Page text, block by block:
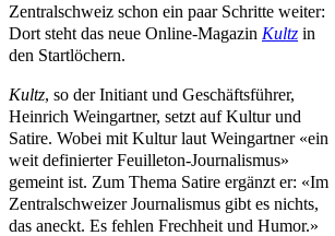
Zentralschweiz schon ein paar Schritte weiter:
Dort steht das neue Online-Magazin Kultz in
den Startlöchern.
Kultz, so der Initiant und Geschäftsführer,
Heinrich Weingartner, setzt auf Kultur und
Satire. Wobei mit Kultur laut Weingartner «ein
weit definierter Feuilleton-Journalismus»
gemeint ist. Zum Thema Satire ergänzt er: «Im
Zentralschweizer Journalismus gibt es nichts,
das aneckt. Es fehlen Frechheit und Humor.»